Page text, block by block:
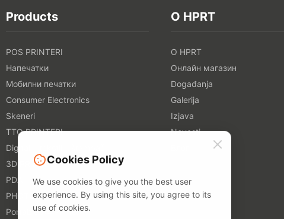
Products
POS PRINTERI
Напечатки
Мобилни печатки
Consumer Electronics
Skeneri
TTO PRINTERI
Digitalni tekstilni štampači
3D PRINTERI
PDA
PHOTO PRINTERS
Portable A4 Printer
O HPRT
O HPRT
Онлайн магазин
Događanja
Galerija
Izjava
Novosti
Cookies Policy
We use cookies to give you the best user
experience. By using this site, you agree to its
use of cookies.